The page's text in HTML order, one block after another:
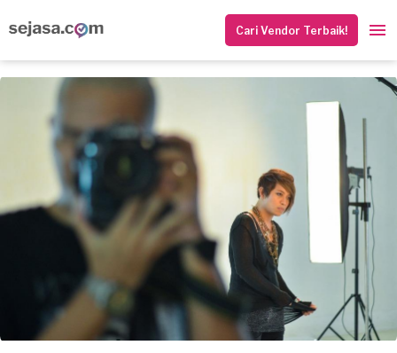
Cari Vendor Terbaik!